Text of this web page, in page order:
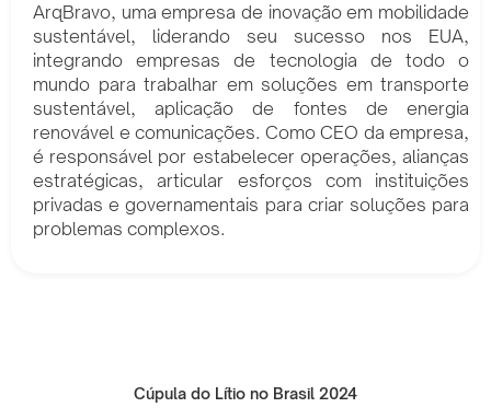
ArqBravo, uma empresa de inovação em mobilidade
sustentável, liderando seu sucesso nos EUA,
integrando empresas de tecnologia de todo o
mundo para trabalhar em soluções em transporte
sustentável, aplicação de fontes de energia
renovável e comunicações. Como CEO da empresa,
é responsável por estabelecer operações, alianças
estratégicas, articular esforços com instituições
privadas e governamentais para criar soluções para
problemas complexos.
Cúpula do Lítio no Brasil 2024